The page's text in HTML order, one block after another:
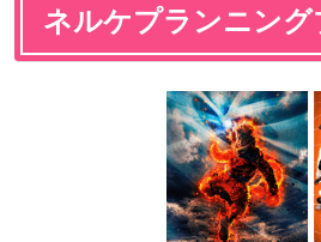
ネルケプランニング